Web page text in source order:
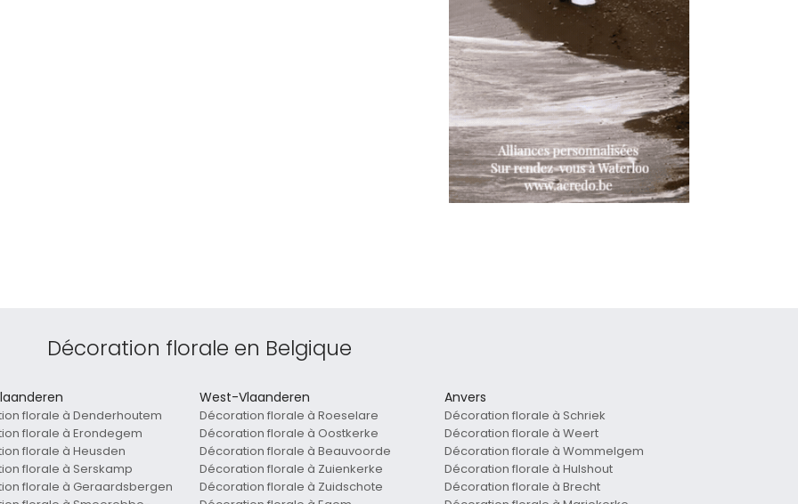
Décoration florale en Belgique
florale à Denderhoutem
florale à Erondegem
florale à Heusden
florale à Serskamp
florale à Geraardsbergen
West-Vlaanderen
Décoration florale à Roeselare
Décoration florale à Oostkerke
Décoration florale à Beauvoorde
Décoration florale à Zuienkerke
Décoration florale à Zuidschote
Anvers
Décoration florale à Schriek
Décoration florale à Weert
Décoration florale à Wommelgem
Décoration florale à Hulshout
Décoration florale à Brecht